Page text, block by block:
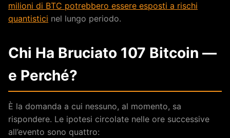
milioni di BTC potrebbero essere esposti a rischi
quantistici nel lungo periodo.
Chi Ha Bruciato 107 Bitcoin —
e Perché?
È la domanda a cui nessuno, al momento, sa
rispondere. Le ipotesi circolate nelle ore successive
all’evento sono quattro: